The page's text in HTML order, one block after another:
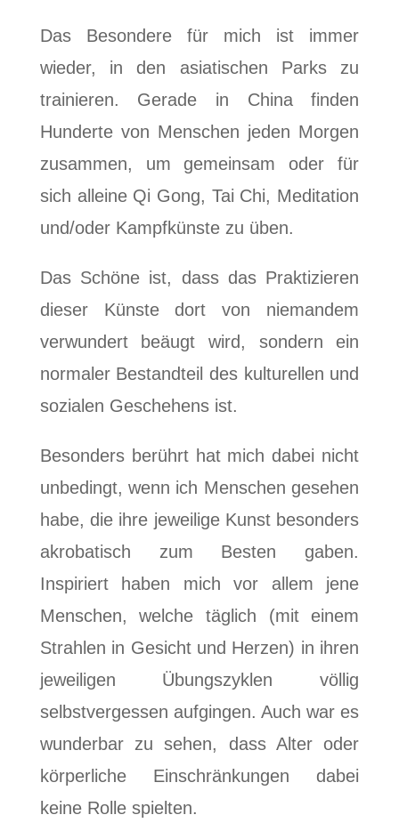
Das Besondere für mich ist immer
wieder, in den asiatischen Parks zu
trainieren. Gerade in China finden
Hunderte von Menschen jeden Morgen
zusammen, um gemeinsam oder für
sich alleine Qi Gong, Tai Chi, Meditation
und/oder Kampfkünste zu üben.
Das Schöne ist, dass das Praktizieren
dieser Künste dort von niemandem
verwundert beäugt wird, sondern ein
normaler Bestandteil des kulturellen und
sozialen Geschehens ist.
Besonders berührt hat mich dabei nicht
unbedingt, wenn ich Menschen gesehen
habe, die ihre jeweilige Kunst besonders
akrobatisch zum Besten gaben.
Inspiriert haben mich vor allem jene
Menschen, welche täglich (mit einem
Strahlen in Gesicht und Herzen) in ihren
jeweiligen Übungszyklen völlig
selbstvergessen aufgingen. Auch war es
wunderbar zu sehen, dass Alter oder
körperliche Einschränkungen dabei
keine Rolle spielten.